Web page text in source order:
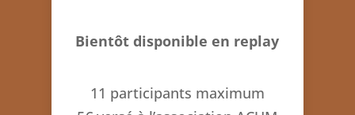
Bientôt disponible en replay
11 participants maximum